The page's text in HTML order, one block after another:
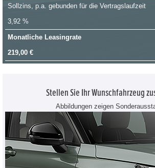
Sollzins, p.a. gebunden für die Vertragslaufzeit
3,92 %
Monatliche Leasingrate
219,00 €
Stellen Sie Ihr Wunschfahrzeug
Abbildungen zeigen